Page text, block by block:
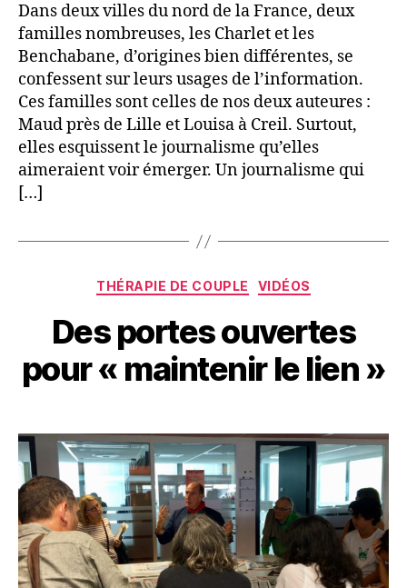
Dans deux villes du nord de la France, deux
familles nombreuses, les Charlet et les
Benchabane, d’origines bien différentes, se
confessent sur leurs usages de l’information.
Ces familles sont celles de nos deux auteures :
Maud près de Lille et Louisa à Creil. Surtout,
elles esquissent le journalisme qu’elles
aimeraient voir émerger. Un journalisme qui
[…]
Catégories
THÉRAPIE DE COUPLE VIDÉOS
Des portes ouvertes
pour « maintenir le lien »